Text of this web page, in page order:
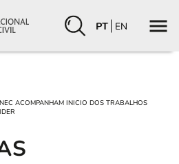
PT EN
ACOMPANHAM INICIO DOS TRABALHOS